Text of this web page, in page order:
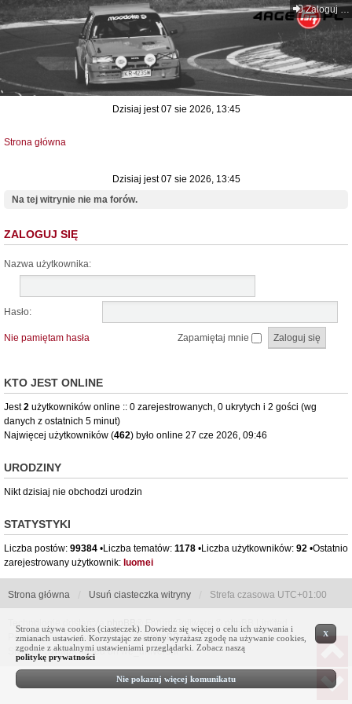
Zaloguj się
Dzisiaj jest 07 sie 2026, 13:45
Strona główna
Dzisiaj jest 07 sie 2026, 13:45
Na tej witrynie nie ma forów.
ZALOGUJ SIĘ
Nazwa użytkownika:
Hasło:
Nie pamiętam hasła Zapamiętaj mnie
KTO JEST ONLINE
Jest2 użytkowników online :: 0 zarejestrowanych, 0 ukrytych i 2 gości (wg
danych z ostatnich 5 minut)
Najwięcej użytkowników (462) było online 27 cze 2026, 09:46
URODZINY
Nikt dzisiaj nie obchodzi urodzin
STATYSTYKI
Liczba postów: 99384 •Liczba tematów: 1178 •Liczba użytkowników: 92 •Ostatnio
zarejestrowany użytkownik: luomei
Strona główna Usuń ciasteczka witryny Strefa czasowa UTC+01:00
Technologię dostarcza phpBB ® Forum Software © phpBB Limited
Polski pakiet językowy dostarczaphpBB.pl
Style by Sznaps based on we_universal
X
Strona używa cookies (ciasteczek). Dowiedz się więcej o celu ich używania i
zmianach ustawień. Korzystając ze strony wyrażasz zgodę na używanie cookies,
zgodnie z aktualnymi ustawieniami przeglądarki. Zobacz naszą
politykę prywatności
Nie pokazuj więcej komunikatu